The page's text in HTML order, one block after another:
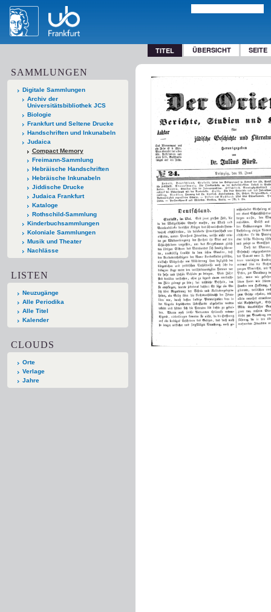
TITEL ÜBERSICHT SEITE
SAMMLUNGEN
Digitale Sammlungen
Archiv der
Universitätsbibliothek JCS
Biologie
Frankfurt und Seltene Drucke
Handschriften und Inkunabeln
Judaica
Compact Memory
Freimann-Sammlung
Hebräische Handschriften
Hebräische Inkunabeln
Jiddische Drucke
Judaica Frankfurt
Kataloge
Rothschild-Sammlung
Kinderbuchsammlungen
Koloniale Sammlungen
Musik und Theater
Nachlässe
LISTEN
Neuzugänge
Alle Periodika
Alle Titel
Kalender
CLOUDS
Orte
Verlage
Jahre